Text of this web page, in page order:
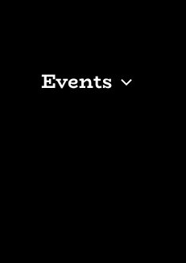
Events